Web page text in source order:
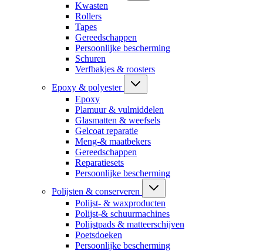
Kwasten
Rollers
Tapes
Gereedschappen
Persoonlijke bescherming
Schuren
Verfbakjes & roosters
Epoxy & polyester
Epoxy
Plamuur & vulmiddelen
Glasmatten & weefsels
Gelcoat reparatie
Meng-& maatbekers
Gereedschappen
Reparatiesets
Persoonlijke bescherming
Polijsten & conserveren
Polijst- & waxproducten
Polijst-& schuurmachines
Polijstpads & matteerschijven
Poetsdoeken
Persoonlijke bescherming